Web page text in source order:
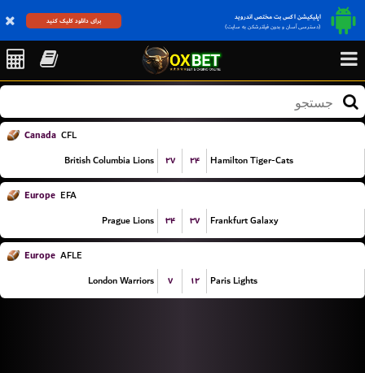
اپلیکیشن اکس بت مختص اندروید
(دسترسی آسان و بدون فیلترشکن به سایت)
برای دانلود کلیک کنید
Canada CFL
British Columbia Lions
۲۷ ۲۴ Hamilton Tiger-Cats
Europe EFA
Prague Lions
۳۴ ۳۷ Frankfurt Galaxy
Europe AFLE
London Warriors
۷ ۱۲ Paris Lights